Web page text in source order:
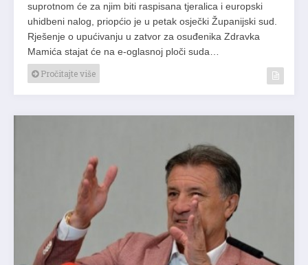
suprotnom će za njim biti raspisana tjeralica i europski
uhidbeni nalog, priopćio je u petak osječki Županijski sud.
Rješenje o upućivanju u zatvor za osuđenika Zdravka
Mamića stajat će na e-oglasnoj ploči suda…
Pročitajte više